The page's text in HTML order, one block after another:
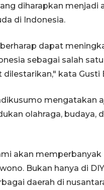
diharapkan menjadi
di Indonesia.
dapat
sebagai salah
kata Gusti
mengatakan
olahraga, budaya,
akan memperbanyak
Bukan hanya di
daerah di